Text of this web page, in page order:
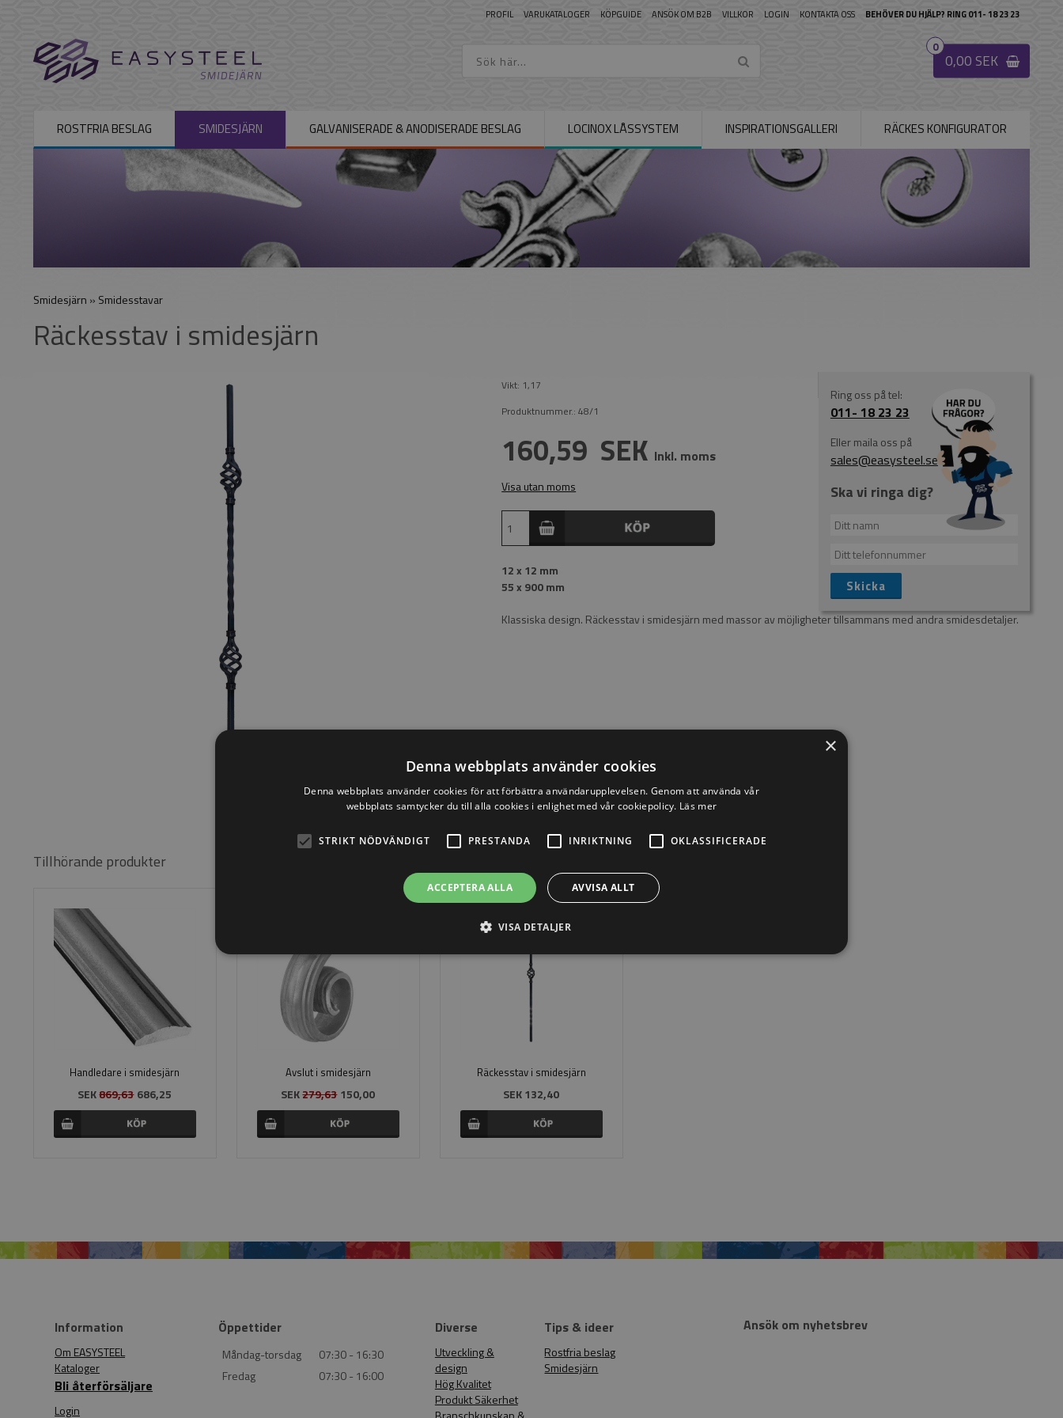
0
0,00 SEK
PROFIL VARUKATALOGER KÖPGUIDE ANSÖK OM B2B VILLKOR LOGIN KONTAKTA OSS BEHÖVER DU HJÄLP? RING 011- 18 23 23
ROSTFRIA BESLAG SMIDESJÄRN GALVANISERADE & ANODISERADE BESLAG LOCINOX LÅSSYSTEM INSPIRATIONSGALLERI RÄCKES KONFIGURATOR
Smidesjärn » Smidesstavar
Räckesstav i smidesjärn
Vikt: 1,17
Produktnummer.:48/1
160,59 SEK Inkl. moms
Visa utan moms
12 x 12 mm
55 x 900 mm
Ring oss på tel:
011- 18 23 23
Eller maila oss på
sales@easysteel.se
Ska vi ringa dig?
Klassiska design. Räckesstav i smidesjärn med massor av möjligheter tillsammans med andra smidesdetaljer.
Tillhörande produkter
Handledare i smidesjärn
SEK869,63 686,25
Avslut i smidesjärn
SEK279,63 150,00
Räckesstav i smidesjärn
SEK 132,40
Information
Om EASYSTEEL
Kataloger
Bli återförsäljare
Login
Öppettider
Måndag-torsdag
07:30 - 16:30
Fredag
07:30 - 16:00
Diverse
Utveckling &
design
Hög Kvalitet
Produkt Säkerhet
Tips & ideer
Rostfria beslag
Smidesjärn
Ansök om nyhetsbrev
×
Denna webbplats använder cookies
Denna webbplats använder cookies för att förbättra användarupplevelsen. Genom att använda vår
webbplats samtycker du till alla cookies i enlighet med vår cookiepolicy. Läs mer
STRIKT NÖDVÄNDIGT PRESTANDA INRIKTNING OKLASSIFICERADE
ACCEPTERA ALLA AVVISA ALLT
VISA DETALJER